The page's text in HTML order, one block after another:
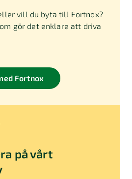
vill du byta till Fortnox?
gör det enklare att driva
Fortnox
på vårt